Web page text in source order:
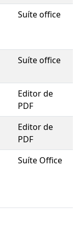
Suíte office
Suíte office
Editor de
PDF
Editor de
PDF
Suíte Office